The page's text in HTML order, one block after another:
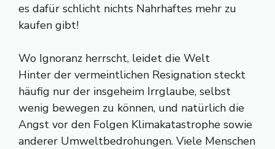
es dafür schlicht nichts Nahrhaftes mehr zu
kaufen gibt!
Wo Ignoranz herrscht, leidet die Welt
Hinter der vermeintlichen Resignation steckt
häufig nur der insgeheim Irrglaube, selbst
wenig bewegen zu können, und natürlich die
Angst vor den Folgen Klimakatastrophe sowie
anderer Umweltbedrohungen. Viele Menschen